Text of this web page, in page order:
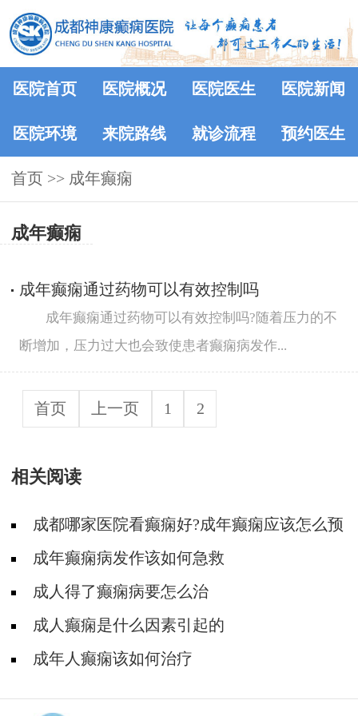
医院首页 医院概况 医院医生 医院新闻
医院环境 来院路线 就诊流程 预约医生
首页 >> 成年癫痫
成年癫痫
成年癫痫通过药物可以有效控制吗
成年癫痫通过药物可以有效控制吗?随着压力的不
断增加，压力过大也会致使患者癫痫病发作...
首页 上一页 1 2
相关阅读
成都哪家医院看癫痫好?成年癫痫应该怎么预
防? 成年癫痫病发作该如何急救
成人得了癫痫病要怎么治
成人癫痫是什么因素引起的
成年人癫痫该如何治疗